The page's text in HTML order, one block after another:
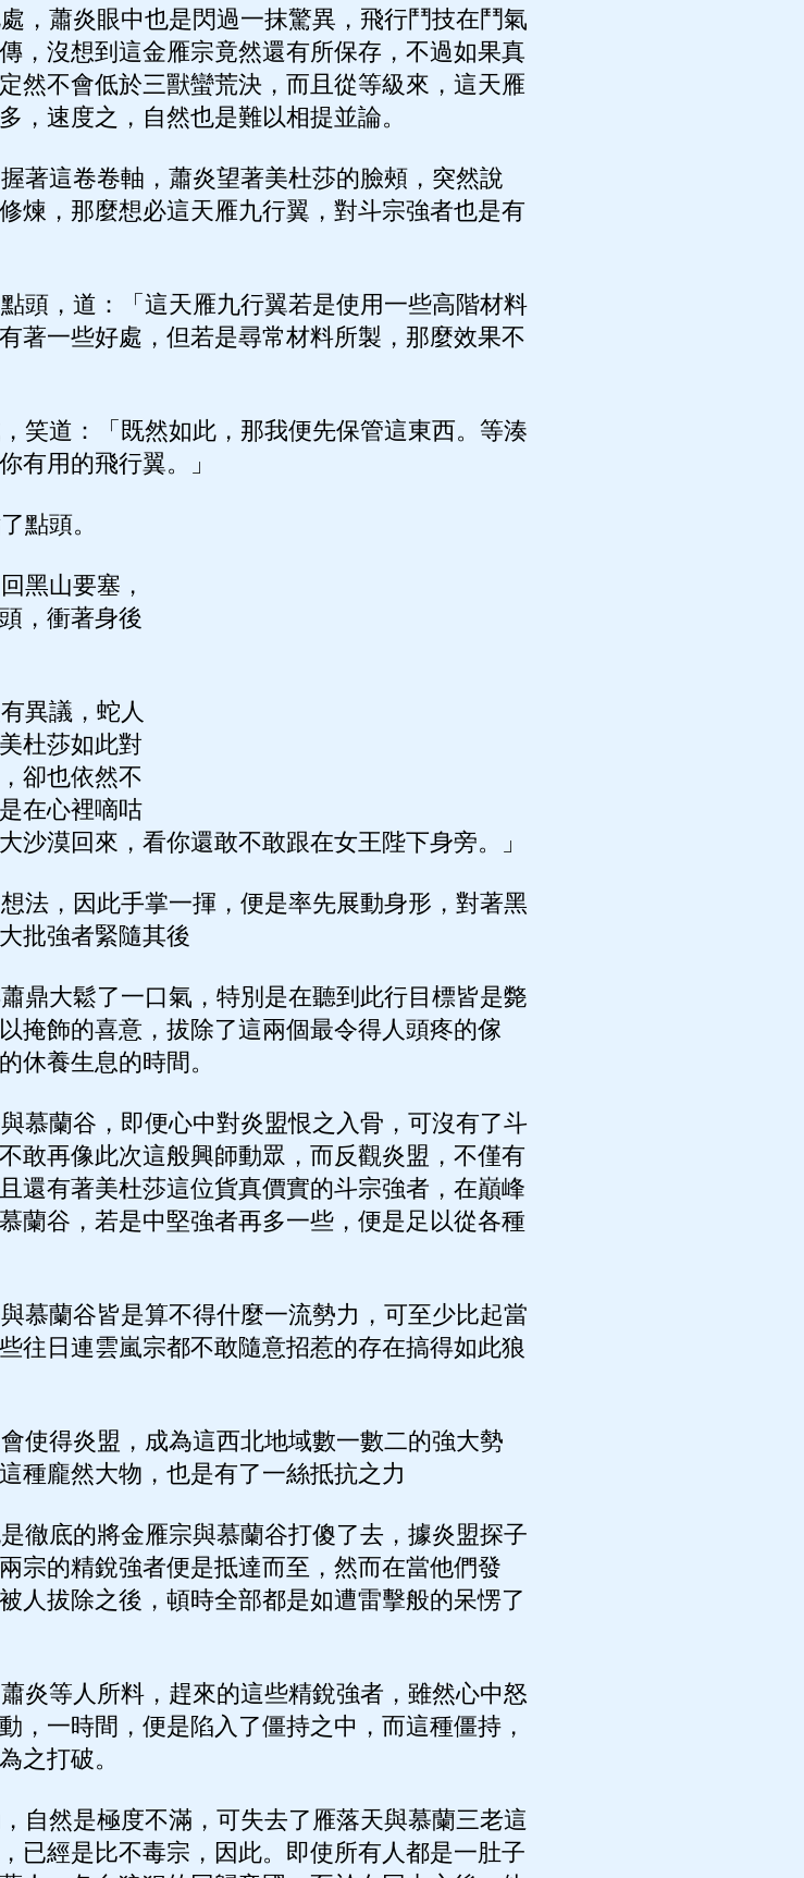
，蕭炎眼中也是閃過一抹驚異，飛行鬥技在鬥氣
，沒想到這金雁宗竟然還有所保存，不過如果真
然不會低於三獸蠻荒決，而且從等級來，這天雁
，速度之，自然也是難以相提並論。
著這卷卷軸，蕭炎望著美杜莎的臉頰，突然說
煉，那麼想必這天雁九行翼，對斗宗強者也是有
頭，道：「這天雁九行翼若是使用一些高階材料
著一些好處，但若是尋常材料所製，那麼效果不
笑道：「既然如此，那我便先保管這東西。等湊
有用的飛行翼。」
點頭。
黑山要塞，
，衝著身後
異議，蛇人
杜莎如此對
卻也依然不
在心裡嘀咕
沙漠回來，看你還敢不敢跟在女王陛下身旁。」
法，因此手掌一揮，便是率先展動身形，對著黑
批強者緊隨其後
鼎大鬆了一口氣，特別是在聽到此行目標皆是斃
掩飾的喜意，拔除了這兩個最令得人頭疼的傢
休養生息的時間。
慕蘭谷，即便心中對炎盟恨之入骨，可沒有了斗
敢再像此次這般興師動眾，而反觀炎盟，不僅有
還有著美杜莎這位貨真價實的斗宗強者，在巔峰
蘭谷，若是中堅強者再多一些，便是足以從各種
慕蘭谷皆是算不得什麼一流勢力，可至少比起當
往日連雲嵐宗都不敢隨意招惹的存在搞得如此狼
使得炎盟，成為這西北地域數一數二的強大勢
種龐然大物，也是有了一絲抵抗之力
徹底的將金雁宗與慕蘭谷打傻了去，據炎盟探子
宗的精銳強者便是抵達而至，然而在當他們發
人拔除之後，頓時全部都是如遭雷擊般的呆愣了
炎等人所料，趕來的這些精銳強者，雖然心中怒
，一時間，便是陷入了僵持之中，而這種僵持，
之打破。
自然是極度不滿，可失去了雁落天與慕蘭三老這
已經是比不毒宗，因此。即使所有人都是一肚子